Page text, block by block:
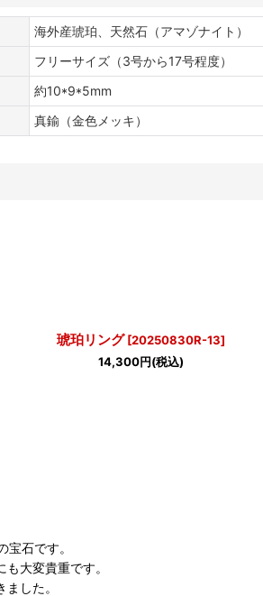
海外産琥珀、天然石（アマゾナイト）
フリーサイズ（3号から17号程度）
約10*9*5mm
真鍮（金色メッキ）
琥珀リング [20250830R-13]
14,300円(税込)
石です。
大変貴重です。
した。